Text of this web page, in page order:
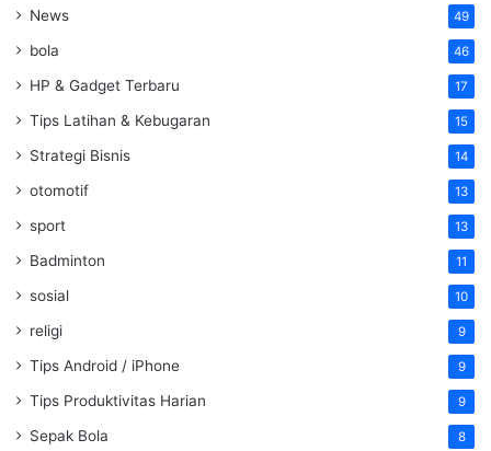
News 49
bola 46
HP & Gadget Terbaru 17
Tips Latihan & Kebugaran 15
Strategi Bisnis 14
otomotif 13
sport 13
Badminton 11
sosial 10
religi 9
Tips Android / iPhone 9
Tips Produktivitas Harian 9
Sepak Bola 8